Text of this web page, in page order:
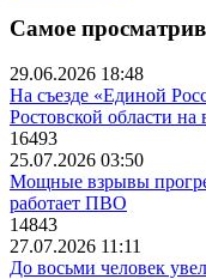
Самое
29.06.2026 18:48
На съезде «Единой
Ростовской области
16493
25.07.2026 03:50
Мощные взрывы
работает ПВО
14843
27.07.2026 11:11
До восьми человек